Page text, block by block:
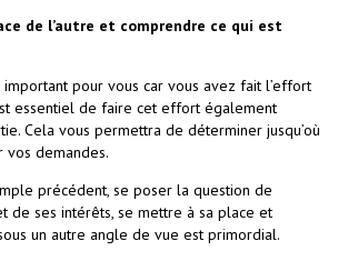
de l’autre et comprendre ce qui est
important pour vous car vous avez fait l’effort
essentiel de faire cet effort également
Cela vous permettra de déterminer jusqu’où
vos demandes.
précédent, se poser la question de
de ses intérêts, se mettre à sa place et
un autre angle de vue est primordial.